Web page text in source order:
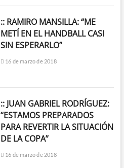
:: RAMIRO MANSILLA: “ME
METÍ EN EL HANDBALL CASI
SIN ESPERARLO”
16 de marzo de 2018
:: JUAN GABRIEL RODRÍGUEZ:
“ESTAMOS PREPARADOS
PARA REVERTIR LA SITUACIÓN
DE LA COPA”
16 de marzo de 2018